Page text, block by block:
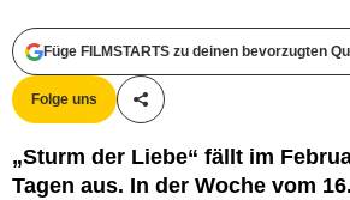
Füge FILMSTARTS zu deinen bevorzugten
Folge uns
Teile diesen Artikel
„Sturm der Liebe“ fällt im
Tagen aus. In der Woche vom